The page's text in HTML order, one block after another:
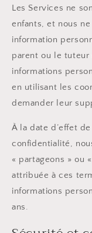
Les Services ne
enfants, et nous
information
parent ou le tuteur
informations
en utilisant les
demander leur
À la date d’effet
confidentialité,
« partageons » ou
attribuée à ces
informations
ans.